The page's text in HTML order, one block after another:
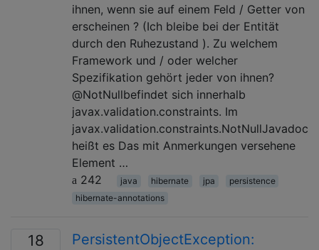
ihnen, wenn sie auf einem Feld / Getter von
erscheinen ? (Ich bleibe bei der Entität
durch den Ruhezustand ). Zu welchem ​​
Framework und / oder welcher
Spezifikation gehört jeder von ihnen?
@NotNullbefindet sich innerhalb
javax.validation.constraints. Im
javax.validation.constraints.NotNullJavadoc
heißt es Das mit Anmerkungen versehene
Element …
242
java hibernate jpa
persistence
hibernate-annotations
18
PersistentObjectException: